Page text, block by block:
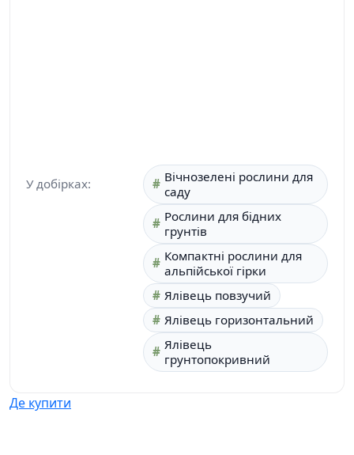
У добірках:
Вічнозелені рослини для
саду
Рослини для бідних
грунтів
Компактні рослини для
альпійської гірки
Ялівець повзучий
Ялівець горизонтальний
Ялівець
грунтопокривний
Де купити